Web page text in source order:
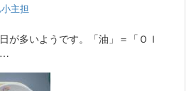
主担
が多いようです。「油」＝「ＯＩ
…